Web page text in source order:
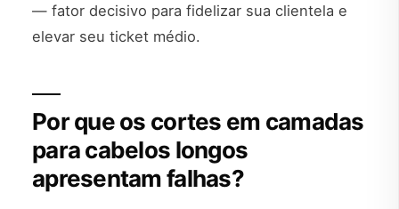
— fator decisivo para fidelizar sua clientela e
elevar seu ticket médio.
Por que os cortes em camadas
para cabelos longos
apresentam falhas?